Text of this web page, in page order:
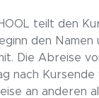
teilt den
den Namen
Die Abreise
nach Kursende
an anderen